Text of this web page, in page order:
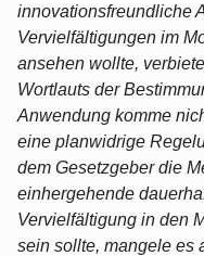
innovationsfreundliche
Vervielfältigungen im
ansehen wollte,
Wortlauts der
Anwendung komme
eine planwidrige
dem Gesetzgeber die
einhergehende
Vervielfältigung in den
sein sollte, mangele es